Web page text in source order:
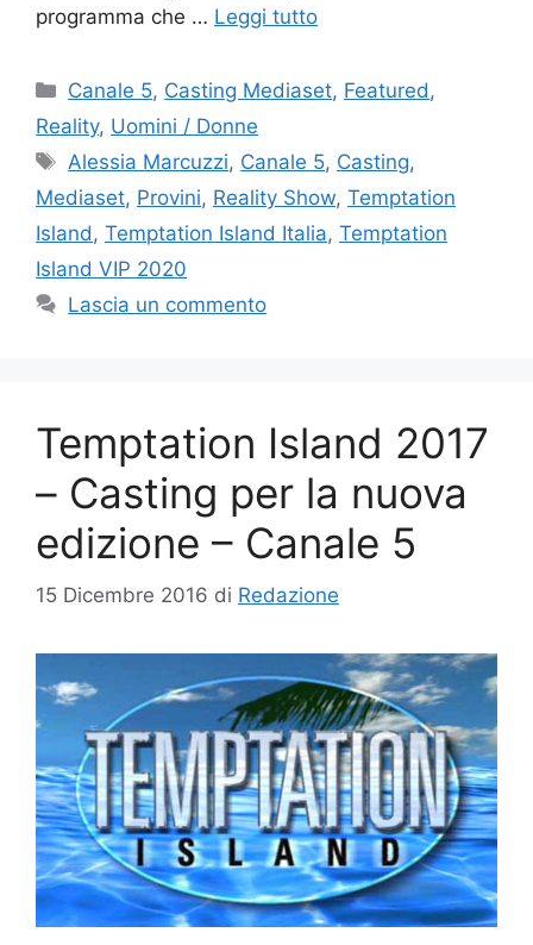
programma che … Leggi tutto
Categorie
Canale 5, Casting Mediaset, Featured ,
Reality, Uomini / Donne
Tag
Alessia Marcuzzi, Canale 5, Casting,
Mediaset, Provini, Reality Show, Temptation
Island , Temptation Island Italia, Temptation
Island VIP 2020
Lascia un commento
Temptation Island 2017
– Casting per la nuova
edizione – Canale 5
15 Dicembre 2016 di Redazione